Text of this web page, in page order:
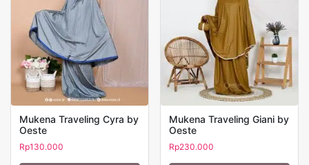
Mukena Traveling Cyra by
Oeste
Rp130.000
Mukena Traveling Giani by
Oeste
Rp230.000